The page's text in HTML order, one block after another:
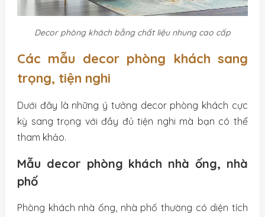
Decor phòng khách bằng chất liệu nhung cao cấp
Các mẫu decor phòng khách sang
trọng, tiện nghi
Dưới đây là những ý tưởng decor phòng khách cực
kỳ sang trọng với đầy đủ tiện nghi mà bạn có thể
tham khảo.
Mẫu decor phòng khách nhà ống, nhà
phố
Phòng khách nhà ống, nhà phố thường có diện tích